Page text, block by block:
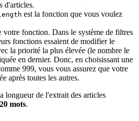
d'articles.
est la fonction que vous voulez
votre fonction. Dans le système de filtres
fonctions essaient de modifier le
la priorité la plus élevée (le nombre le
en dernier. Donc, en choisissant une
999, vous vous assurez que votre
après toutes les autres.
longueur de l'extrait des articles
20 mots.